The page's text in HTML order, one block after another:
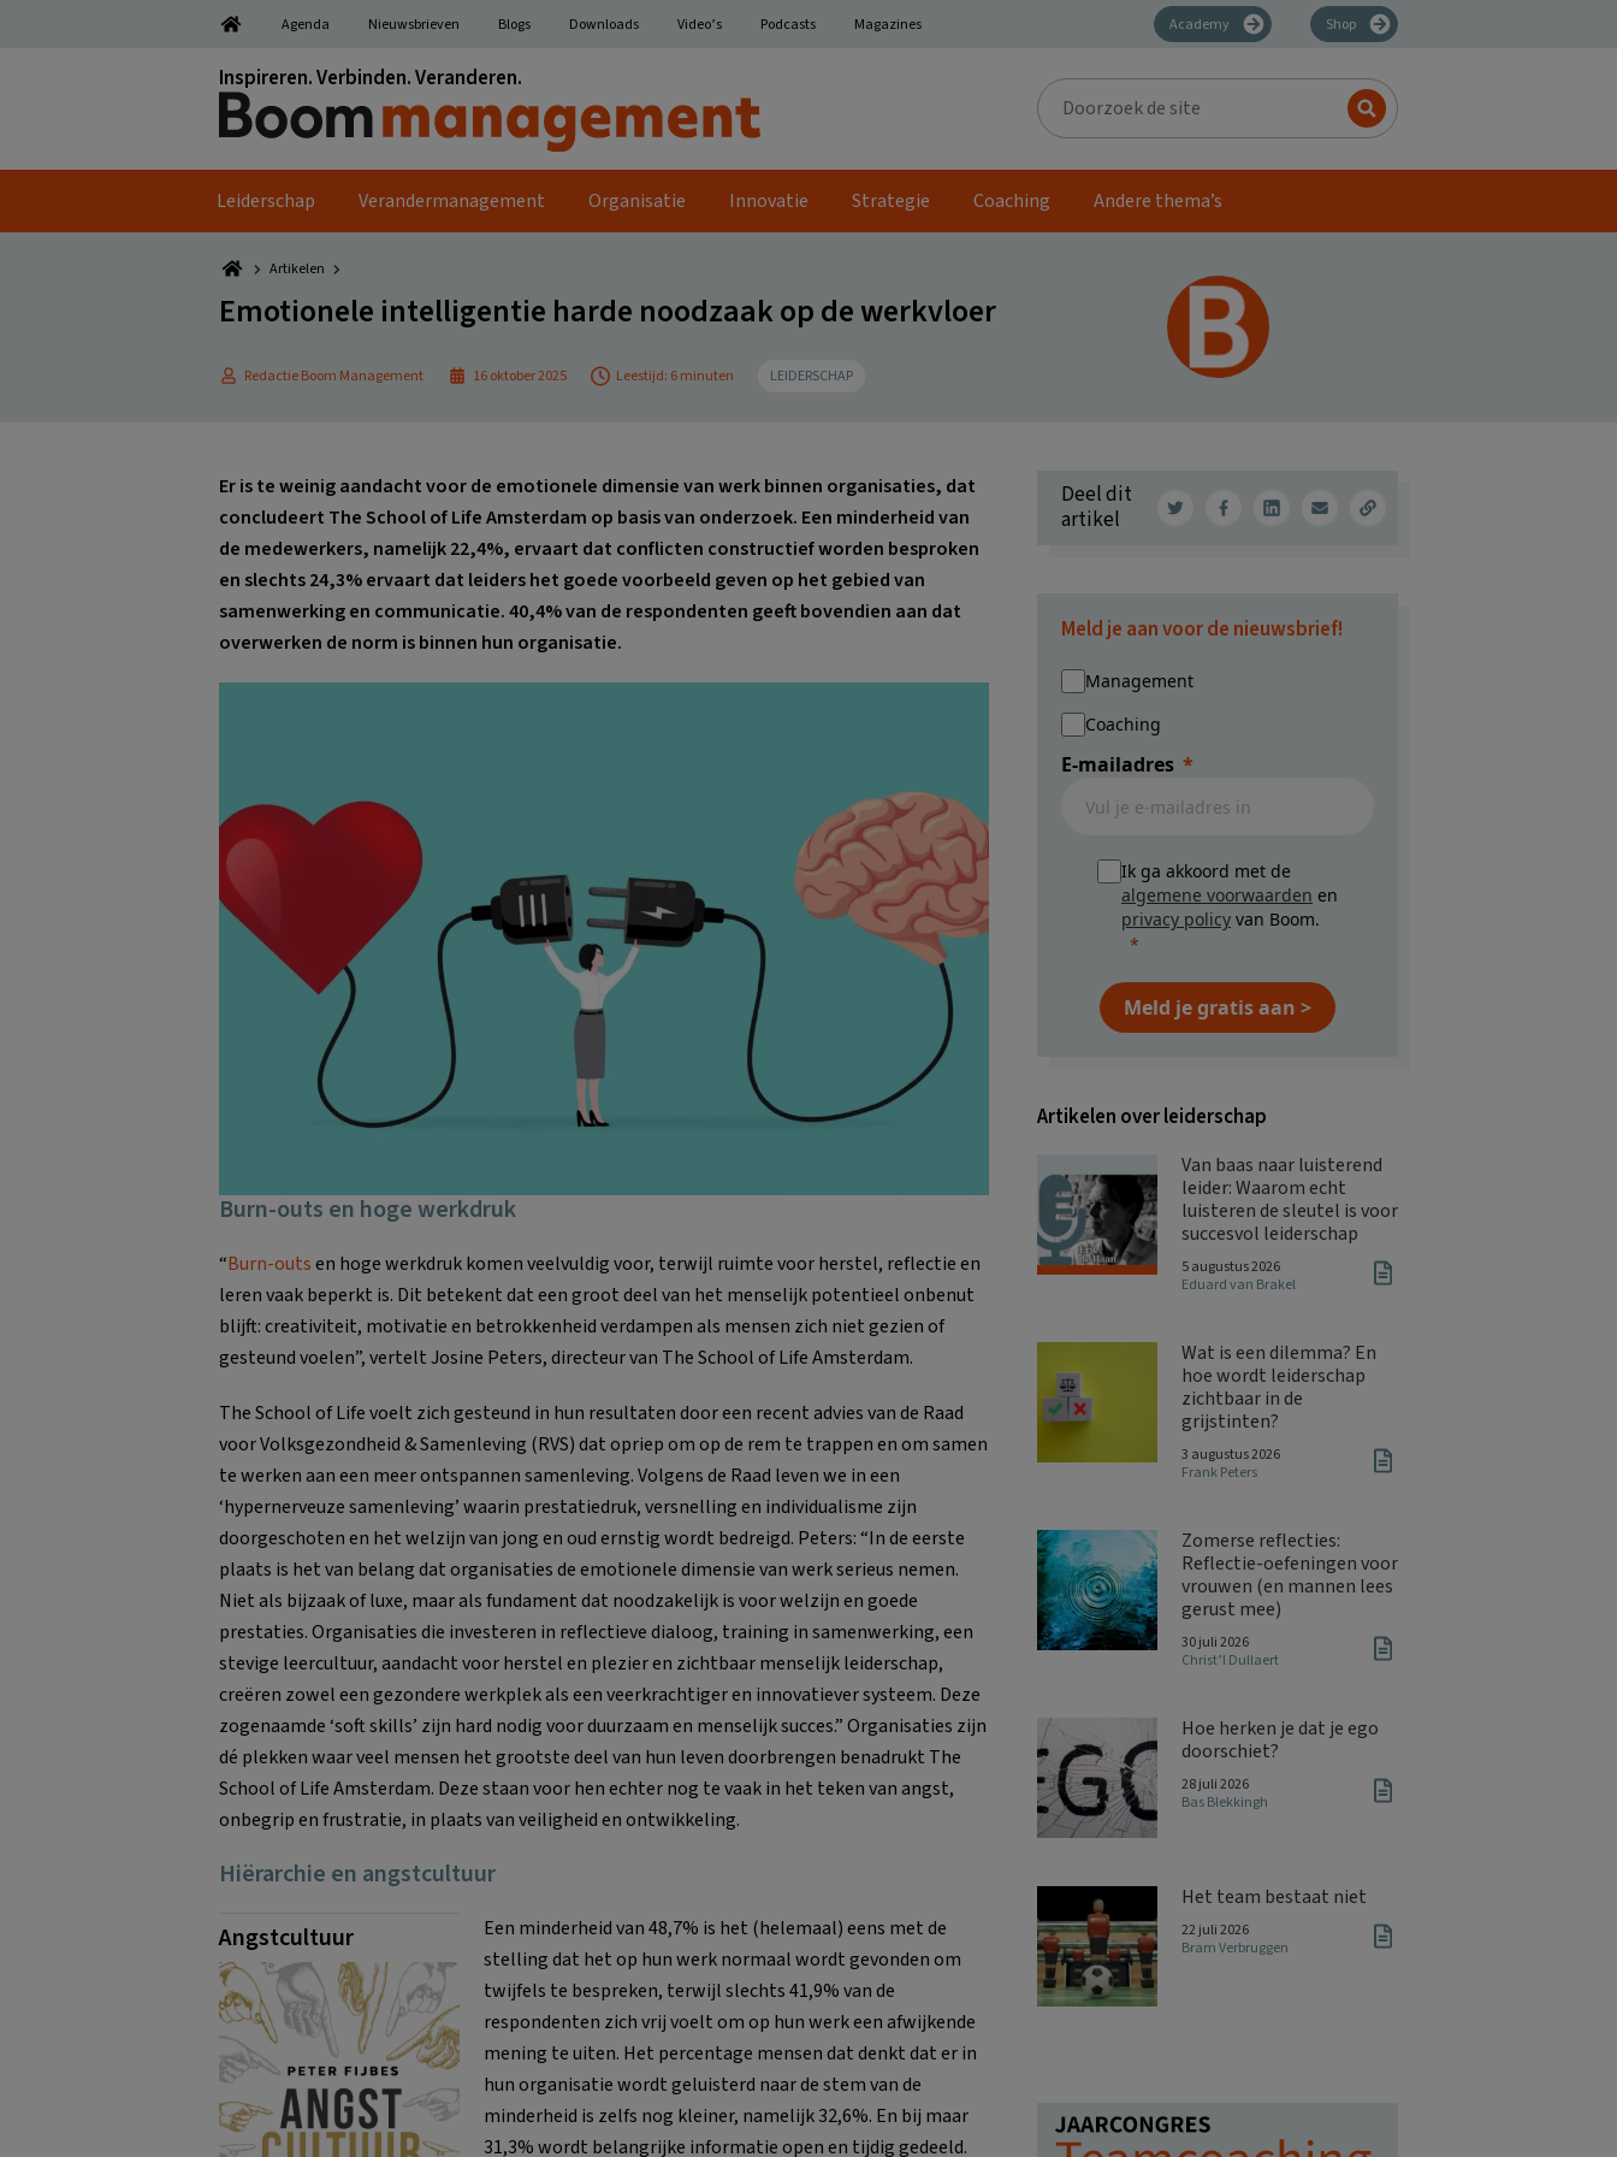
Agenda Nieuwsbrieven Blogs Downloads Video’s Podcasts Magazines Academy Shop
Inspireren. Verbinden. Veranderen.
Doorzoek
de
site
Leiderschap Verandermanagement Organisatie Innovatie Strategie Coaching Andere thema’s
Artikelen
Emotionele intelligentie harde noodzaak op de werkvloer
Redactie Boom Management 16 oktober 2025 Leestijd: 6 minuten LEIDERSCHAP
Er is te weinig aandacht voor de emotionele dimensie van werk binnen organisaties, dat
concludeert The School of Life Amsterdam op basis van onderzoek. Een minderheid van
de medewerkers, namelijk 22,4%, ervaart dat conflicten constructief worden besproken
en slechts 24,3% ervaart dat leiders het goede voorbeeld geven op het gebied van
samenwerking en communicatie. 40,4% van de respondenten geeft bovendien aan dat
overwerken de norm is binnen hun organisatie.
Burn-outs en hoge werkdruk
“Burn-outsen hoge werkdruk komen veelvuldig voor, terwijl ruimte voor herstel, reflectie en
leren vaak beperkt is. Dit betekent dat een groot deel van het menselijk potentieel onbenut
blijft: creativiteit, motivatie en betrokkenheid verdampen als mensen zich niet gezien of
gesteund voelen”, vertelt Josine Peters, directeur van The School of Life Amsterdam.
The School of Life voelt zich gesteund in hun resultaten door een recent advies van de Raad
voor Volksgezondheid & Samenleving (RVS) dat opriep om op de rem te trappen en om samen
te werken aan een meer ontspannen samenleving. Volgens de Raad leven we in een
‘hypernerveuze samenleving’ waarin prestatiedruk, versnelling en individualisme zijn
doorgeschoten en het welzijn van jong en oud ernstig wordt bedreigd. Peters: “In de eerste
plaats is het van belang dat organisaties de emotionele dimensie van werk serieus nemen.
Niet als bijzaak of luxe, maar als fundament dat noodzakelijk is voor welzijn en goede
prestaties. Organisaties die investeren in reflectieve dialoog, training in samenwerking, een
stevige leercultuur, aandacht voor herstel en plezier en zichtbaar menselijk leiderschap,
creëren zowel een gezondere werkplek als een veerkrachtiger en innovatiever systeem. Deze
zogenaamde ‘soft skills’ zijn hard nodig voor duurzaam en menselijk succes.” Organisaties zijn
dé plekken waar veel mensen het grootste deel van hun leven doorbrengen benadrukt The
School of Life Amsterdam. Deze staan voor hen echter nog te vaak in het teken van angst,
onbegrip en frustratie, in plaats van veiligheid en ontwikkeling.
Hiërarchie en angstcultuur
Angstcultuur
Een minderheid van 48,7% is het (helemaal) eens met de
stelling dat het op hun werk normaal wordt gevonden om
twijfels te bespreken, terwijl slechts 41,9% van de
respondenten zich vrij voelt om op hun werk een afwijkende
mening te uiten. Het percentage mensen dat denkt dat er in
hun organisatie wordt geluisterd naar de stem van de
minderheid is zelfs nog kleiner, namelijk 32,6%. En bij maar
31,3% wordt belangrijke informatie open en tijdig gedeeld.
Deel dit
artikel
Meld je aan voor de nieuwsbrief!
Management
Coaching
E-mailadres
Ik ga akkoord met de
algemene voorwaarden en
privacy policy van Boom.
Meld je gratis aan >
Artikelen over leiderschap
Van baas naar luisterend
leider: Waarom echt
luisteren de sleutel is voor
succesvol leiderschap
5 augustus 2026
Eduard van Brakel
Wat is een dilemma? En
hoe wordt leiderschap
zichtbaar in de
grijstinten?
3 augustus 2026
Frank Peters
Zomerse reflecties:
Reflectie-oefeningen voor
vrouwen (en mannen lees
gerust mee)
30 juli 2026
Christ’l Dullaert
Hoe herken je dat je ego
doorschiet?
28 juli 2026
Bas Blekkingh
Het team bestaat niet
22 juli 2026
Bram Verbruggen